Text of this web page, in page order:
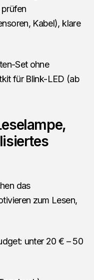
Kabel), klare
Set ohne
für Blink-LED (ab
das
zum Lesen,
unter 20 € – 50